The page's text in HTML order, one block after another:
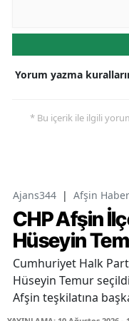
Yorum yazma
* Bu içerik ile ilgili
Ajans344 | Afşin
CHP Afşin
Hüseyin
Cumhuriyet Halk
Hüseyin Temur
Afşin teşkilatına